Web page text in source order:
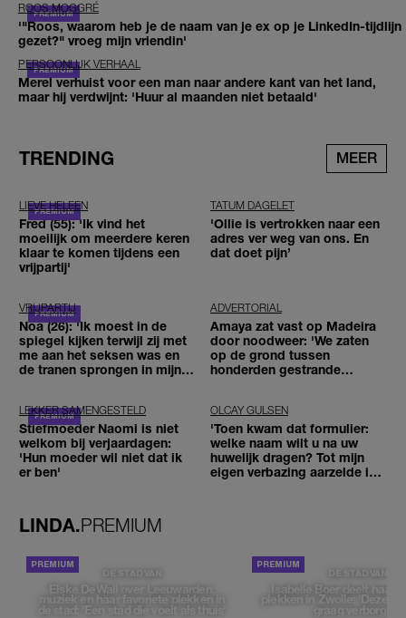
ROOS MOGGRÉ
'"Roos, waarom heb je de naam van je ex op je LinkedIn-tijdlijn
gezet?" vroeg mijn vriendin'
PERSOONLIJK VERHAAL
Merel verhuist voor een man naar andere kant van het land,
maar hij verdwijnt: 'Huur al maanden niet betaald'
TRENDING MEER
LIEVE HELEEN
Fred (55): 'Ik vind het
moeilijk om meerdere keren
klaar te komen tijdens een
vrijpartij'
TATUM DAGELET
'Ollie is vertrokken naar een
adres ver weg van ons. En
dat doet pijn’
VRIJPARTIJ
Noa (26): 'Ik moest in de
spiegel kijken terwijl zij met
me aan het seksen was en
de tranen sprongen in mijn
ADVERTORIAL
Amaya zat vast op Madeira
door noodweer: 'We zaten
op de grond tussen
honderden gestrande
LEKKER SAMENGESTELD
Stiefmoeder Naomi is niet
welkom bij verjaardagen:
'Hun moeder wil niet dat ik
er ben'
OLCAY GULSEN
'Toen kwam dat formulier:
welke naam wilt u na uw
huwelijk dragen? Tot mijn
eigen verbazing aarzelde ik
LINDA.PREMIUM
DE STAD VAN
Elske DeWall over Leeuwarden,
muziek en haar favoriete plekken in
de stad: 'Een stad die voelt als thuis'
DE STAD VAN
Isabelle Boer deelt haar
plekken in Zwolle: 'Deze
graag verborgen'